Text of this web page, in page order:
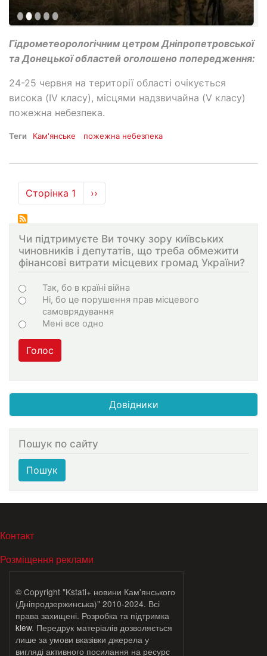
Гідрометеорологічним цетром Дніпропетровської
та Донецької областей оголошено попередження:
24-25 червня на території області очікується
висока (IV класу), місцями надзвичайна (V класу)
пожежна небезпека.
Теги Кам'янське пожежна небезпека
Розбивка
на
сторінки
Сторінка 1
Наступна
сторінка
››
Чи підтримуєте Ви точку зору київських
чиновників і депутатів, що треба обмежити
фінансові витрати місцевих громад України?
Варіанти
Так, бо в країні війна
Ні, бо це порушення прав місцевого
самоврядування
Мені все одно
Голос
Довідники
Пошук по сайту
Пошук
МЕНЮ В ПОДВАЛЕ
Контакт
Розміщення реклами
© Copyright "Kstati+ новини Кам'янського
(Дніпродзержинська)" 2010-2024. Всі
права захищені. Розробка та підтримка
klew. Передрук матеріалів дозволяється
лише за умови вказівки джерела у
вигляді активного посилання на ресурс